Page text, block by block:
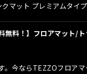
マット プレミアムタ
無料！】フロアマット/
。今ならTEZZOフロア